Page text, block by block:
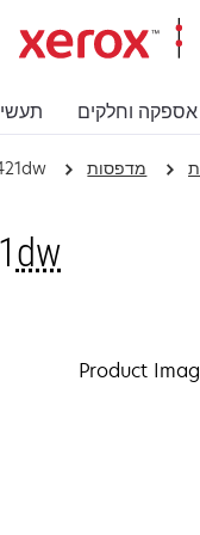
אספקה וחלקים
מדפסות
dw